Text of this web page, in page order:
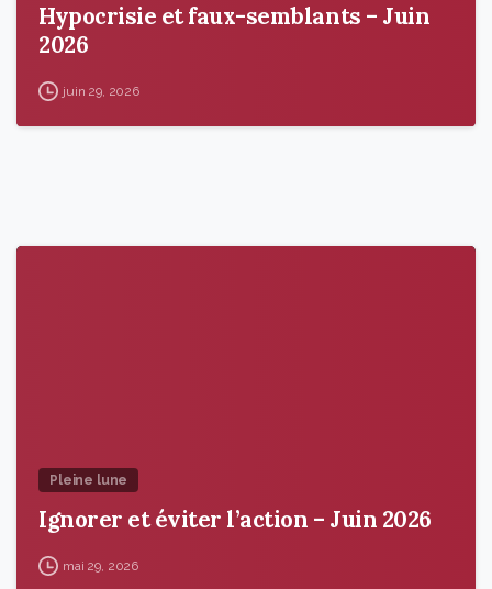
Hypocrisie et faux-semblants – Juin
2026
juin 29, 2026
Pleine lune
Ignorer et éviter l’action – Juin 2026
mai 29, 2026